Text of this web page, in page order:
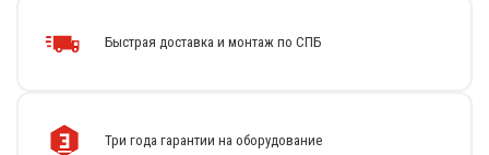
Быстрая доставка и монтаж по СПБ
Три года гарантии на оборудование
Центрифуги для отжима белья